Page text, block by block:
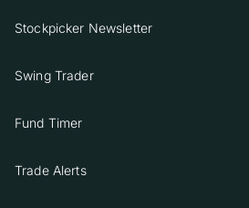
Stockpicker Newsletter
Swing Trader
Fund Timer
Trade Alerts